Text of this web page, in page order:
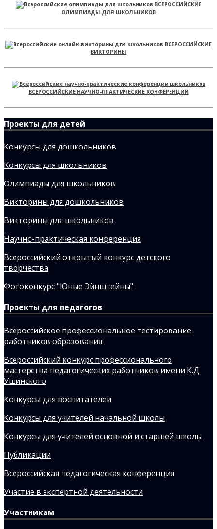
ВСЕРОССИЙСКИЕ
ОЛИМПИАДЫ ДЛЯ ШКОЛЬНИКОВ
ВСЕРОССИЙСКИЕ
ВИКТОРИНЫ
ВСЕРОССИЙСКИЕ НАУЧНО-ПРАКТИЧЕСКИЕ КОНФЕРЕНЦИИ
Проекты для детей
Конкурсы для дошкольников
Конкурсы для школьников
Олимпиады для школьников
Викторины для дошкольников
Викторины для школьников
Научно-практическая конференция
Всероссийский открытый конкурс детского
творчества
Фотоконкурс "Юные Эйнштейны"
Проекты для педагогов
Всероссийское профессиональное тестирование
работников образования
Всероссийский конкурс профессионального
мастерства педагогических работников имени К.Д.
Ушинского
Конкурсы для воспитателей
Конкурсы для учителей начальной школы
Конкурсы для учителей основной и старшей школы
Публикации
Всероссийская педагогическая конференция
Участие в экспертной деятельности
Участникам